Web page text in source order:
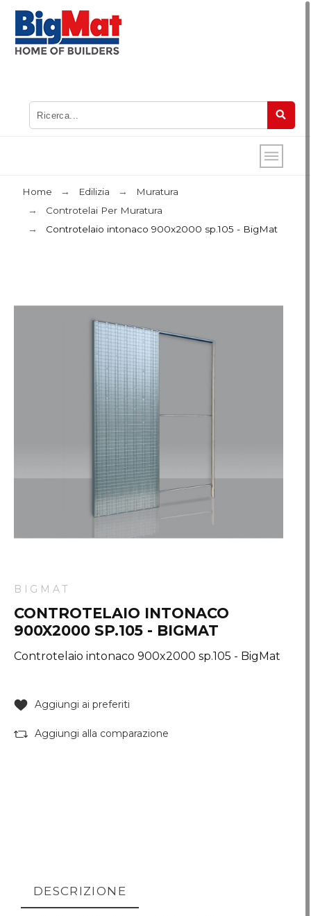
Home Edilizia
Muratura
Controtelai Per Muratura
Controtelaio intonaco 900x2000 sp.105 - BigMat
BIGMAT
CONTROTELAIO INTONACO
900X2000 SP.105 - BIGMAT
Controtelaio intonaco 900x2000 sp.105 - BigMat
Aggiungi ai preferiti
Aggiungi alla comparazione
DESCRIZIONE